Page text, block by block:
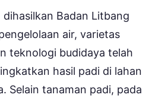
Badan Litbang
air, varietas
teknologi budidaya telah
hasil padi di lahan
Selain tanaman padi, pada